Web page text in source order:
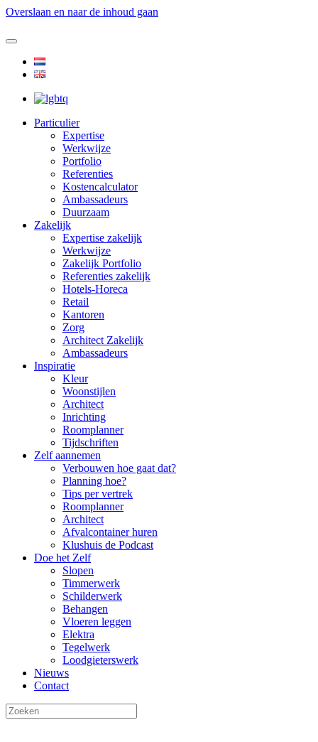
Overslaan en naar de inhoud gaan
Particulier
Expertise
Werkwijze
Portfolio
Referenties
Kostencalculator
Ambassadeurs
Duurzaam
Zakelijk
Expertise zakelijk
Werkwijze
Zakelijk Portfolio
Referenties zakelijk
Hotels-Horeca
Retail
Kantoren
Zorg
Architect Zakelijk
Ambassadeurs
Inspiratie
Kleur
Woonstijlen
Architect
Inrichting
Roomplanner
Tijdschriften
Zelf aannemen
Verbouwen hoe gaat dat?
Planning hoe?
Tips per vertrek
Roomplanner
Architect
Afvalcontainer huren
Klushuis de Podcast
Doe het Zelf
Slopen
Timmerwerk
Schilderwerk
Behangen
Vloeren leggen
Elektra
Tegelwerk
Loodgieterswerk
Nieuws
Contact